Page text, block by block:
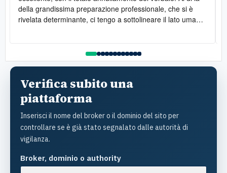
della grandissima preparazione professionale, che si è
rivelata determinante, ci tengo a sottolineare il lato umano:
Verifica subito una
piattaforma
Inserisci il nome del broker o il dominio del sito per
controllare se è già stato segnalato dalle autorità di
vigilanza.
Broker, dominio o authority